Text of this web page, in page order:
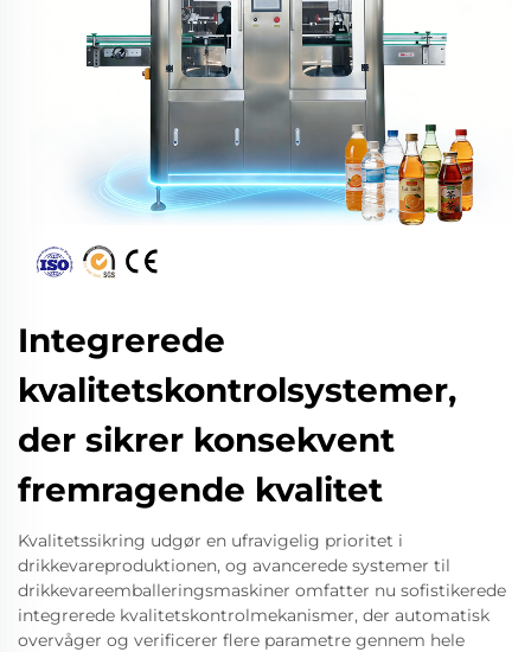
Integrerede
kvalitetskontrolsystemer,
der sikrer konsekvent
fremragende kvalitet
Kvalitetssikring udgør en ufravigelig prioritet i
drikkevareproduktionen, og avancerede systemer til
drikkevareemballeringsmaskiner omfatter nu sofistikerede
integrerede kvalitetskontrolmekanismer, der automatisk
overvåger og verificerer flere parametre gennem hele